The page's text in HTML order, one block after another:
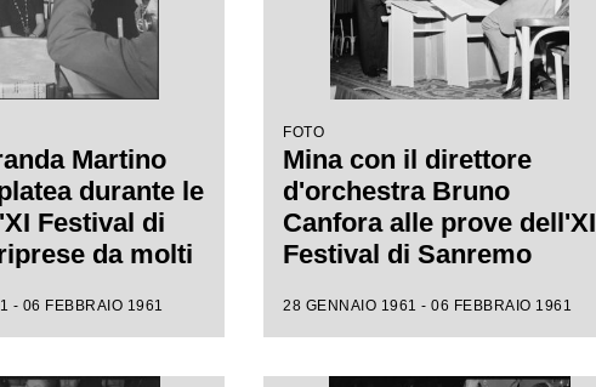
Martino
durante le
Festival di
da molti
- 06 FEBBRAIO 1961
FOTO
Mina con il direttore
d'orchestra Bruno
Canfora alle prove dell'XI
Festival di Sanremo
28 GENNAIO 1961 - 06 FEBBRAIO 1961